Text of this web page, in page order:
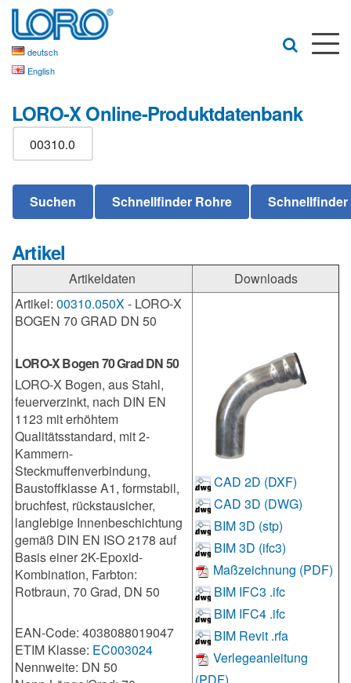
deutsch
English
LORO-X Online-Produktdatenbank
Artikel
Artikeldaten
Downloads
Artikel: 00310.050X- LORO-X
BOGEN 70 GRAD DN 50
LORO-X Bogen 70 Grad DN 50
LORO-X Bogen, aus Stahl,
feuerverzinkt, nach DIN EN
1123 mit erhöhtem
Qualitätsstandard, mit 2-
Kammern-
Steckmuffenverbindung,
Baustoffklasse A1, formstabil,
bruchfest, rückstausicher,
langlebige Innenbeschichtung
gemäß DIN EN ISO 2178 auf
Basis einer 2K-Epoxid-
Kombination, Farbton:
Rotbraun, 70 Grad, DN 50
EAN-Code: 4038088019047
ETIM Klasse: EC003024
Nennweite: DN 50
CAD 2D (DXF)
CAD 3D (DWG)
BIM 3D (stp)
BIM 3D (ifc3)
Maßzeichnung (PDF)
BIM IFC3 .ifc
BIM IFC4 .ifc
BIM Revit .rfa
Verlegeanleitung